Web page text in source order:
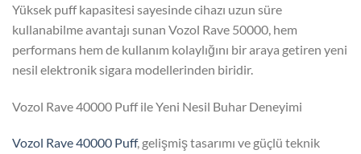
Yüksek puff kapasitesi sayesinde cihazı uzun süre
kullanabilme avantajı sunan Vozol Rave 50000, hem
performans hem de kullanım kolaylığını bir araya getiren yeni
nesil elektronik sigara modellerinden biridir.
Vozol Rave 40000 Puff ile Yeni Nesil Buhar Deneyimi
Vozol Rave 40000 Puff, gelişmiş tasarımı ve güçlü teknik